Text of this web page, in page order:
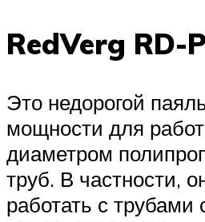
RedVerg RD-
Это недорогой
мощности для
диаметром
труб. В частности,
работать с трубами